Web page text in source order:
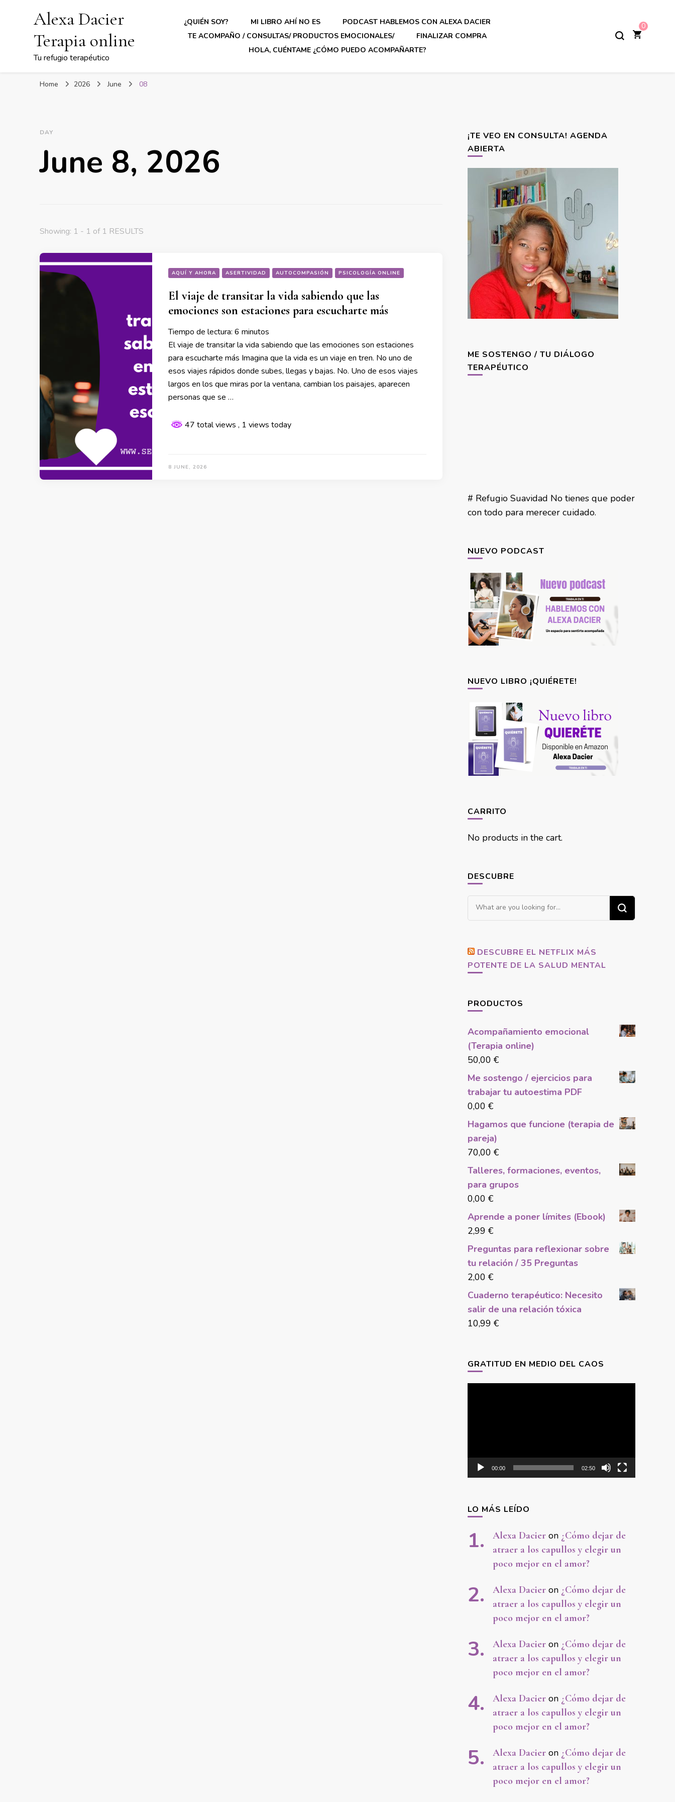
Alexa Dacier
Terapia online
Tu refugio terapéutico
¿QUIÉN SOY? MI LIBRO AHÍ NO ES
PODCAST HABLEMOS CON ALEXA DACIER
TE ACOMPAÑO / CONSULTAS/ PRODUCTOS EMOCIONALES/
FINALIZAR COMPRA
HOLA, CUÉNTAME ¿CÓMO PUEDO ACOMPAÑARTE?
0
Home 2026 June 08
DAY
June 8, 2026
Showing: 1 - 1 of 1 RESULTS
AQUÍ Y AHORA ASERTIVIDAD AUTOCOMPASIÓN PSICOLOGÍA ONLINE
El viaje de transitar la vida sabiendo que las
emociones son estaciones para escucharte más
Tiempo de lectura: 6 minutos
El viaje de transitar la vida sabiendo que las emociones son estaciones
para escucharte más Imagina que la vida es un viaje en tren. No uno de
esos viajes rápidos donde subes, llegas y bajas. No. Uno de esos viajes
largos en los que miras por la ventana, cambian los paisajes, aparecen
personas que se …
47 total views , 1 views today
8 JUNE, 2026
¡TE VEO EN CONSULTA! AGENDA
ABIERTA
ME SOSTENGO / TU DIÁLOGO
TERAPÉUTICO
# Refugio Suavidad No tienes que poder
con todo para merecer cuidado.
NUEVO PODCAST
NUEVO LIBRO ¡QUIÉRETE!
CARRITO
No products in the cart.
DESCUBRE
Looking
for
DESCUBRE EL NETFLIX MÁS
POTENTE DE LA SALUD MENTAL
PRODUCTOS
Acompañamiento emocional
(Terapia online)
50,00 €
Me sostengo / ejercicios para
trabajar tu autoestima PDF
0,00 €
Hagamos que funcione (terapia de
pareja)
70,00 €
Talleres, formaciones, eventos,
para grupos
0,00 €
Aprende a poner límites (Ebook)
2,99 €
Preguntas para reflexionar sobre
tu relación / 35 Preguntas
2,00 €
Cuaderno terapéutico: Necesito
salir de una relación tóxica
10,99 €
GRATITUD EN MEDIO DEL CAOS
00:00 02:50
LO MÁS LEÍDO
Alexa Dacieron ¿Cómo dejar de
atraer a los capullos y elegir un
poco mejor en el amor?
Alexa Dacieron ¿Cómo dejar de
atraer a los capullos y elegir un
poco mejor en el amor?
Alexa Dacieron ¿Cómo dejar de
atraer a los capullos y elegir un
poco mejor en el amor?
Alexa Dacieron ¿Cómo dejar de
atraer a los capullos y elegir un
poco mejor en el amor?
Alexa Dacieron ¿Cómo dejar de
atraer a los capullos y elegir un
poco mejor en el amor?